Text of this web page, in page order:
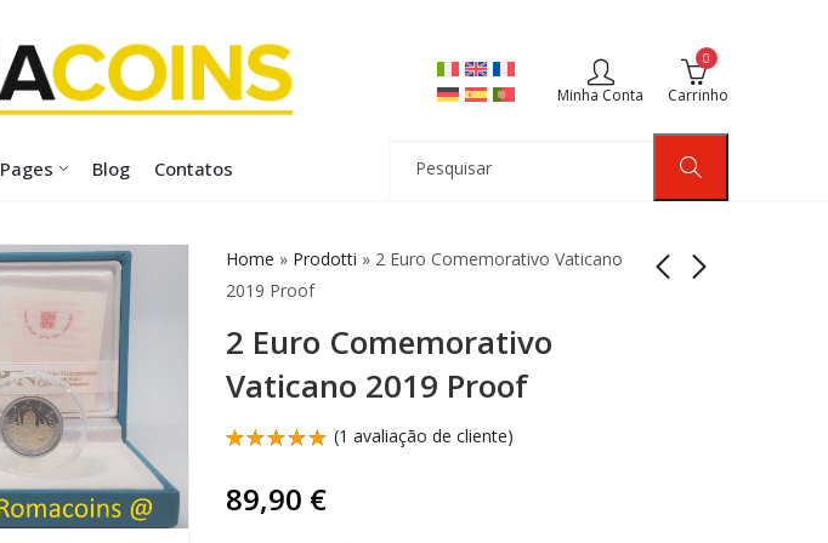
Minha Conta
0
Carrinho
Pages Blog Contatos
Home » Prodotti » 2 Euro Comemorativo Vaticano
2019 Proof
2 Euro Comemorativo
Vaticano 2019 Proof
2 Euro Comemorativo
Mónaco 2018
2 Euro Vaticano 2018
em 5 com
base em
(1 avaliação de cliente)
89,90 €